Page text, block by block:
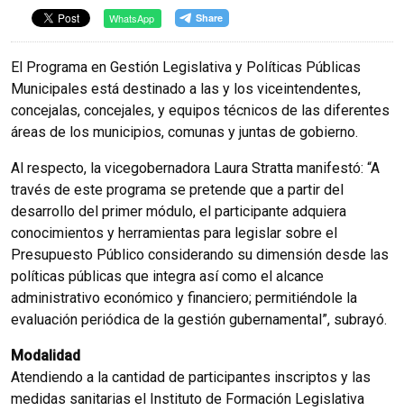
WhatsApp
El Programa en Gestión Legislativa y Políticas Públicas
Municipales está destinado a las y los viceintendentes,
concejalas, concejales, y equipos técnicos de las diferentes
áreas de los municipios, comunas y juntas de gobierno.
Al respecto, la vicegobernadora Laura Stratta manifestó: “A
través de este programa se pretende que a partir del
desarrollo del primer módulo, el participante adquiera
conocimientos y herramientas para legislar sobre el
Presupuesto Público considerando su dimensión desde las
políticas públicas que integra así como el alcance
administrativo económico y financiero; permitiéndole la
evaluación periódica de la gestión gubernamental”, subrayó.
Modalidad
Atendiendo a la cantidad de participantes inscriptos y las
medidas sanitarias el Instituto de Formación Legislativa